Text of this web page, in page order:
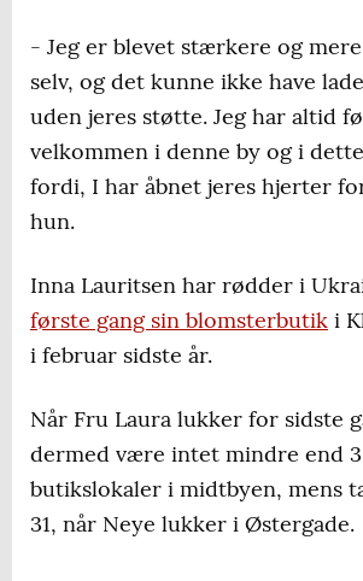
- Jeg er blevet stærkere og
selv, og det kunne ikke have
uden jeres støtte. Jeg har altid
velkommen i denne by og i
fordi, I har åbnet jeres hjerter
hun.
Inna Lauritsen har rødder i
første gang sin blomsterbutik i
i februar sidste år.
Når Fru Laura lukker for sidste
dermed være intet mindre end
butikslokaler i midtbyen, mens
31, når Neye lukker i Østergade.